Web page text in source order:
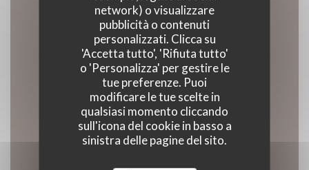
network) o visualizzare
pubblicità o contenuti
personalizzati. Clicca su
'Accetta tutto', 'Rifiuta tutto'
o 'Personalizza' per gestire le
tue preferenze. Puoi
modificare le tue scelte in
qualsiasi momento cliccando
sull'icona del cookie in basso a
sinistra delle pagine del sito.
Lunedi
11:45 - 13:30
Mar-Mer
Chiuso